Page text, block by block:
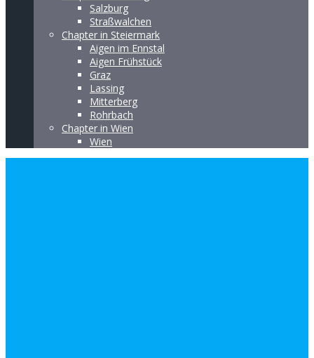
Salzburg
Straßwalchen
Chapter in Steiermark
Aigen im Ennstal
Aigen Frühstück
Graz
Lassing
Mitterberg
Rohrbach
Chapter in Wien
Wien